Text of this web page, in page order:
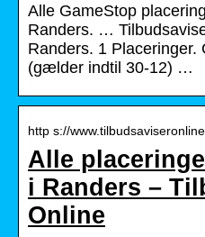
Alle GameStop
Randers. …
Randers. 1 Placeringer.
(gælder indtil 30-12) …
http s://
Alle
i Randers –
Online